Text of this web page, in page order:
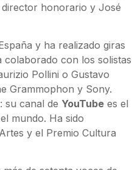
honorario y José
y ha realizado giras
colaborado con los solistas
Pollini o Gustavo
Grammophon y Sony.
su canal de YouTube es el
mundo. Ha sido
y el Premio Cultura